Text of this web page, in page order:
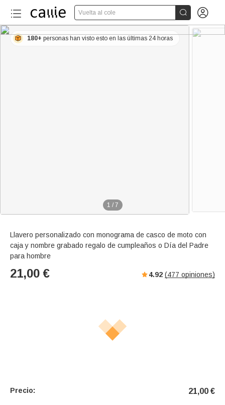
Vuelta al cole  
1 / 7
180+ personas han visto esto en las últimas 24 horas
Llavero personalizado con monograma de casco de moto con
caja y nombre grabado regalo de cumpleaños o Día del Padre
para hombre
21,00 € 4.92 (477 opiniones)
Precio: 21,00 €